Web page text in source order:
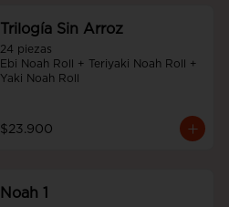
Trilogía Sin Arroz
24 piezas
Ebi Noah Roll + Teriyaki Noah Roll +
Yaki Noah Roll
$23.900
Noah 1